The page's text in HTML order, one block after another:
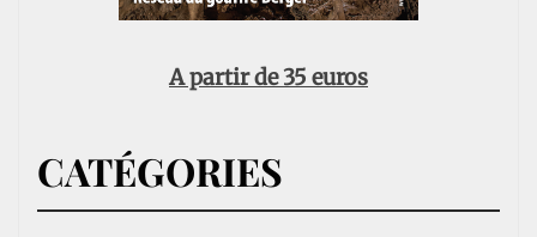
A partir de 35 euros
CATÉGORIES